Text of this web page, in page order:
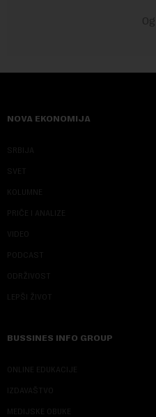
NOVA EKONOMIJA
SRBIJA
SVET
KOLUMNE
PRIČE I ANALIZE
VIDEO
PODCAST
ODRŽIVOST
LEPŠI ŽIVOT
BUSSINES INFO GROUP
ONLINE EDUKACIJE
IZDAVAŠTVO
MEDIJSKE OBUKE